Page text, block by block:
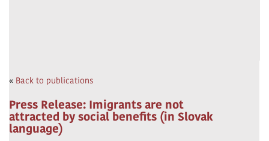
« Back to publications
Press Release: Imigrants are not
attracted by social benefits (in Slovak
language)